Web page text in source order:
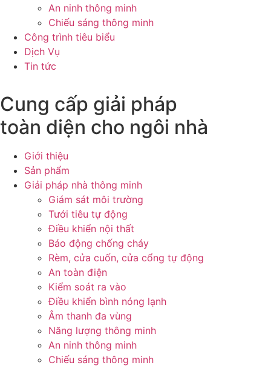
An ninh thông minh
Chiếu sáng thông minh
Công trình tiêu biểu
Dịch Vụ
Tin tức
Cung cấp giải pháp
toàn diện cho ngôi nhà
Giới thiệu
Sản phẩm
Giải pháp nhà thông minh
Giám sát môi trường
Tưới tiêu tự động
Điều khiển nội thất
Báo động chống cháy
Rèm, cửa cuốn, cửa cổng tự động
An toàn điện
Kiểm soát ra vào
Điều khiển bình nóng lạnh
Âm thanh đa vùng
Năng lượng thông minh
An ninh thông minh
Chiếu sáng thông minh